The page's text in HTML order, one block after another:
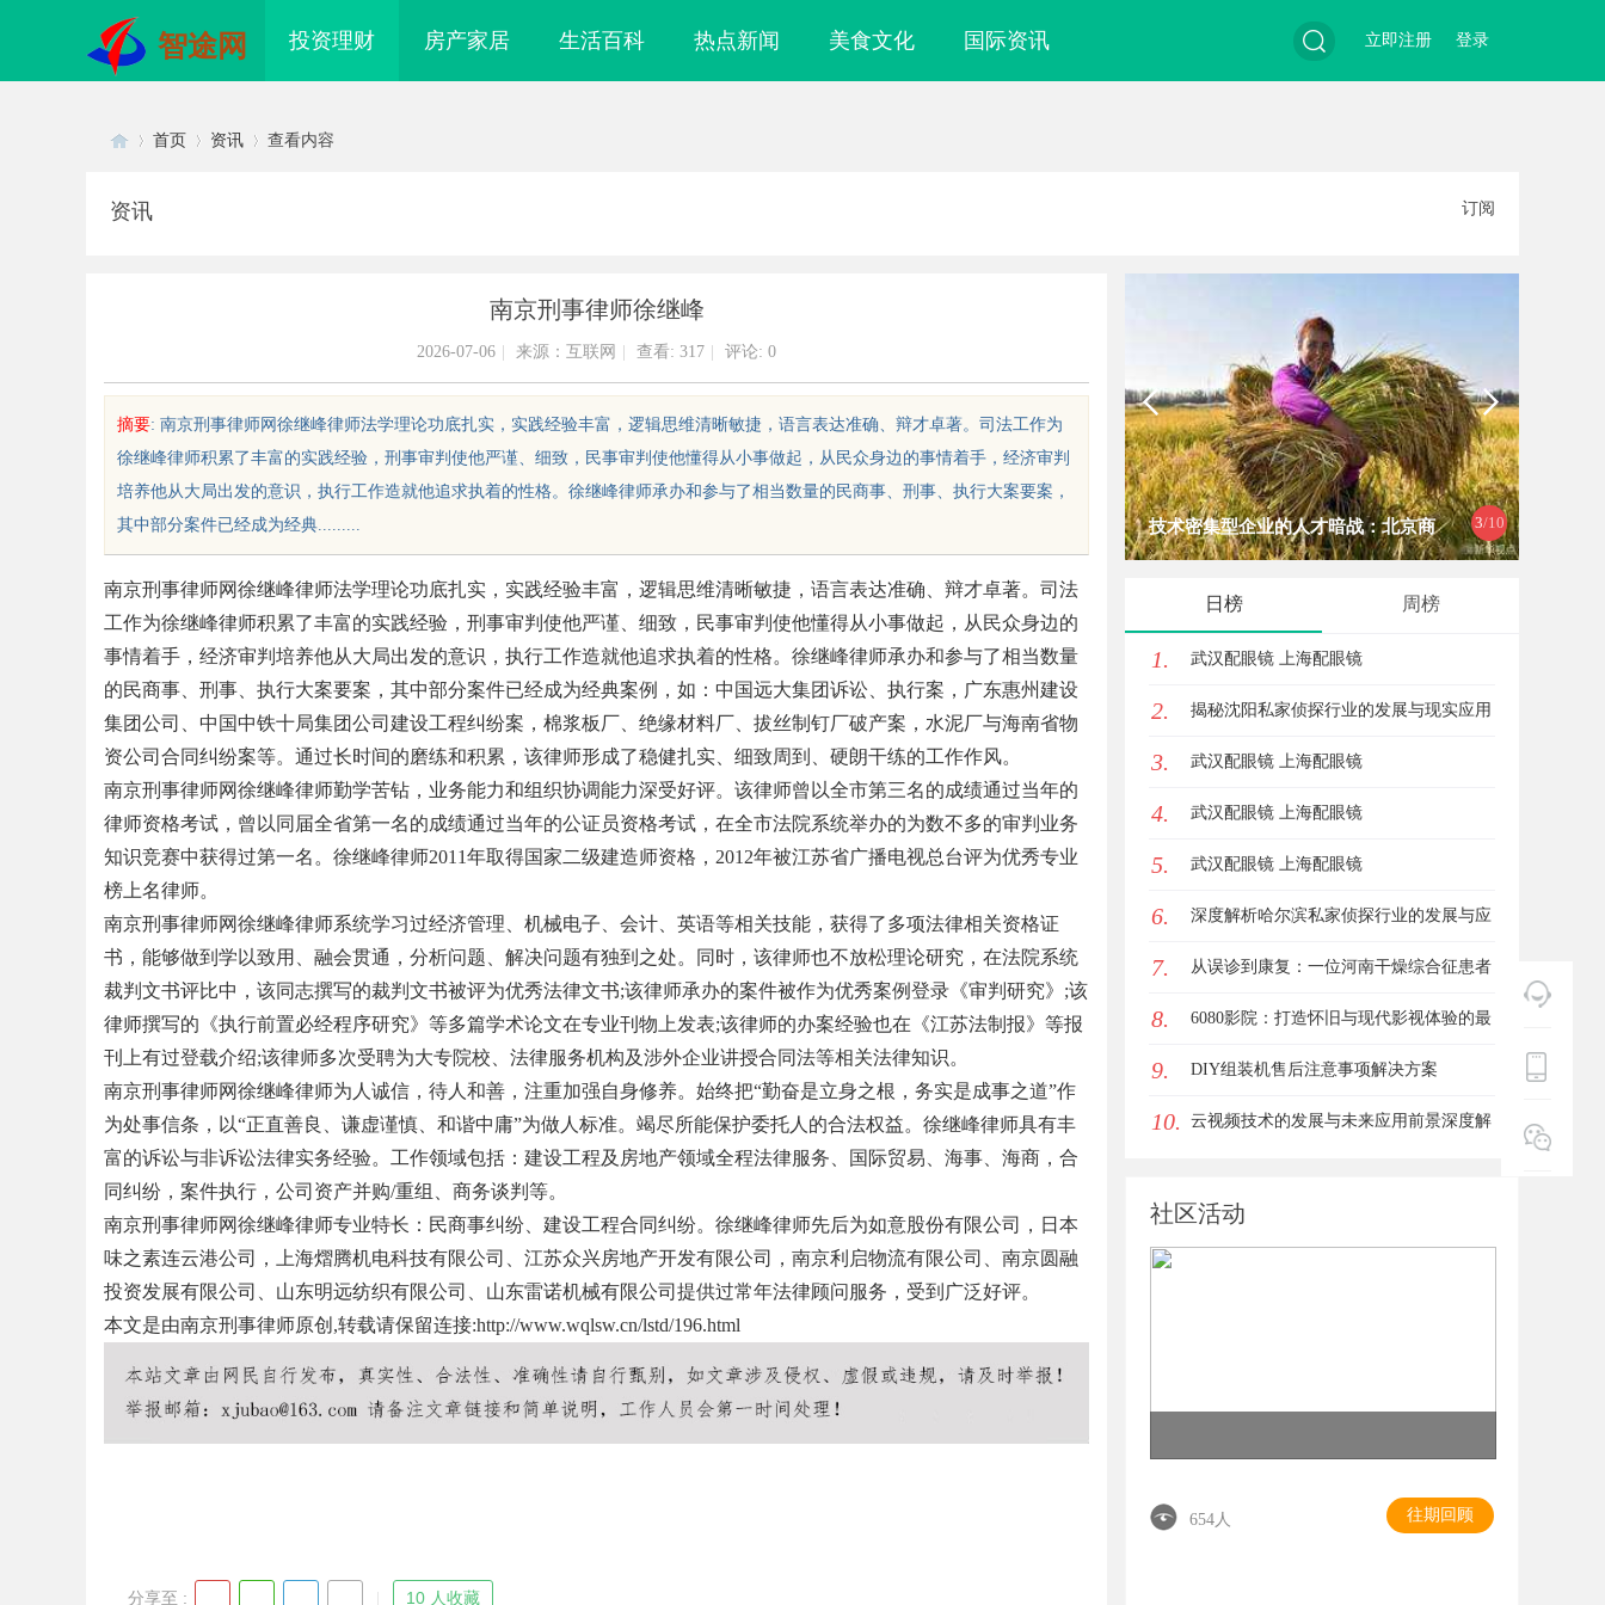
智途网 投资理财 房产家居 生活百科 热点新闻 美食文化 国际资讯 登录
立即注册
sc
uz
!
Bo
首页 资讯 查看内容
资讯 订阅
南京刑事律师徐继峰
2026-07-06 来源：互联网 查看: 317 评论: 0
摘要: 南京刑事律师网徐继峰律师法学理论功底扎实，实践经验丰富，逻辑思维清晰敏捷，语言表达准确、辩才卓著。司法工作为
徐继峰律师积累了丰富的实践经验，刑事审判使他严谨、细致，民事审判使他懂得从小事做起，从民众身边的事情着手，经济审判
培养他从大局出发的意识，执行工作造就他追求执着的性格。徐继峰律师承办和参与了相当数量的民商事、刑事、执行大案要案，
其中部分案件已经成为经典.........
南京刑事律师网徐继峰律师法学理论功底扎实，实践经验丰富，逻辑思维清晰敏捷，语言表达准确、辩才卓著。司法
工作为徐继峰律师积累了丰富的实践经验，刑事审判使他严谨、细致，民事审判使他懂得从小事做起，从民众身边的
事情着手，经济审判培养他从大局出发的意识，执行工作造就他追求执着的性格。徐继峰律师承办和参与了相当数量
的民商事、刑事、执行大案要案，其中部分案件已经成为经典案例，如：中国远大集团诉讼、执行案，广东惠州建设
集团公司、中国中铁十局集团公司建设工程纠纷案，棉浆板厂、绝缘材料厂、拔丝制钉厂破产案，水泥厂与海南省物
资公司合同纠纷案等。通过长时间的磨练和积累，该律师形成了稳健扎实、细致周到、硬朗干练的工作作风。
南京刑事律师网徐继峰律师勤学苦钻，业务能力和组织协调能力深受好评。该律师曾以全市第三名的成绩通过当年的
律师资格考试，曾以同届全省第一名的成绩通过当年的公证员资格考试，在全市法院系统举办的为数不多的审判业务
知识竞赛中获得过第一名。徐继峰律师2011年取得国家二级建造师资格，2012年被江苏省广播电视总台评为优秀专业
榜上名律师。
南京刑事律师网徐继峰律师系统学习过经济管理、机械电子、会计、英语等相关技能，获得了多项法律相关资格证
书，能够做到学以致用、融会贯通，分析问题、解决问题有独到之处。同时，该律师也不放松理论研究，在法院系统
裁判文书评比中，该同志撰写的裁判文书被评为优秀法律文书;该律师承办的案件被作为优秀案例登录《审判研究》;该
律师撰写的《执行前置必经程序研究》等多篇学术论文在专业刊物上发表;该律师的办案经验也在《江苏法制报》等报
刊上有过登载介绍;该律师多次受聘为大专院校、法律服务机构及涉外企业讲授合同法等相关法律知识。
南京刑事律师网徐继峰律师为人诚信，待人和善，注重加强自身修养。始终把“勤奋是立身之根，务实是成事之道”作
为处事信条，以“正直善良、谦虚谨慎、和谐中庸”为做人标准。竭尽所能保护委托人的合法权益。徐继峰律师具有丰
富的诉讼与非诉讼法律实务经验。工作领域包括：建设工程及房地产领域全程法律服务、国际贸易、海事、海商，合
同纠纷，案件执行，公司资产并购/重组、商务谈判等。
南京刑事律师网徐继峰律师专业特长：民商事纠纷、建设工程合同纠纷。徐继峰律师先后为如意股份有限公司，日本
味之素连云港公司，上海熠腾机电科技有限公司、江苏众兴房地产开发有限公司，南京利启物流有限公司、南京圆融
投资发展有限公司、山东明远纺织有限公司、山东雷诺机械有限公司提供过常年法律顾问服务，受到广泛好评。
本文是由南京刑事律师原创,转载请保留连接:http://www.wqlsw.cn/lstd/196.html
分享至 : 10 人收藏
3/10
都私家侦探的职业魅力与现实
服务价值 新时代
技术密集型企业的人才暗战：北京商
底线
日榜 周榜
1. 武汉配眼镜 上海配眼镜
2. 揭秘沈阳私家侦探行业的发展与现实应用
3. 武汉配眼镜 上海配眼镜
4. 武汉配眼镜 上海配眼镜
5. 武汉配眼镜 上海配眼镜
6. 深度解析哈尔滨私家侦探行业的发展与应
用现状
7. 从误诊到康复：一位河南干燥综合征患者
的艰辛求医路
8. 6080影院：打造怀旧与现代影视体验的最
佳选择
9. DIY组装机售后注意事项解决方案
10. 云视频技术的发展与未来应用前景深度解
社区活动
654人 往期回顾